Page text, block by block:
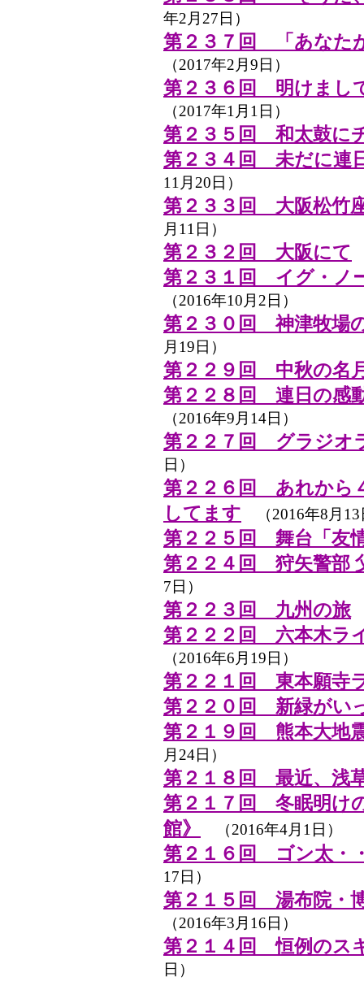
年2月27日）
第２３７回 「あなた
（2017年2月9日）
第２３６回 明けまし
（2017年1月1日）
第２３５回 和太鼓に
第２３４回 未だに連
11月20日）
第２３３回 大阪松竹
月11日）
第２３２回 大阪にて
第２３１回 イグ・ノ
（2016年10月2日）
第２３０回 神津牧場
月19日）
第２２９回 中秋の名
第２２８回 連日の感
（2016年9月14日）
第２２７回 グラジオ
日）
第２２６回 あれから
してます （2016年8月13
第２２５回 舞台「友
第２２４回 狩矢警部
7日）
第２２３回 九州の旅
第２２２回 六本木
（2016年6月19日）
第２２１回 東本願寺
第２２０回 新緑がい
第２１９回 熊本大地
月24日）
第２１８回 最近、浅
第２１７回 冬眠明け
館》
（2016年4月1日）
第２１６回 ゴン太・
17日）
第２１５回 湯布院・
（2016年3月16日）
第２１４回 恒例のス
日）